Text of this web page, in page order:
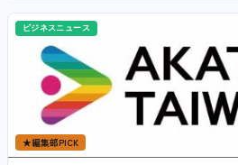
ビジネスニュース
★編集部PICK